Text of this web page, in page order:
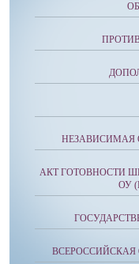
НЕЗАВИСИМАЯ
АКТ ГОТОВНОСТИ
ОУ